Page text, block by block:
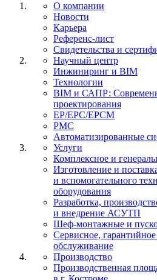
О компании
Новости
Карьера
Референс-лист
Свидетельства и
Научный центр
Инжиниринг и BIM
Технологии
BIM и САПР:
проектирования
EP/EPC/EPCM
PMC
Автоматизированные
Услуги
Комплексное и
Изготовление и
и вспомогательного
оборудования
Разработка,
и внедрение АСУТП
Шеф-монтажные и
Сервисное,
обслуживание
Производство
Производственная